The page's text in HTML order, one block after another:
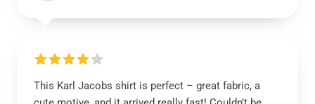
This Karl Jacobs shirt is perfect – great fabric, a